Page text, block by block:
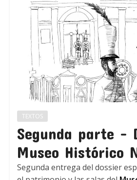
TEXTOS
Segunda parte –
Museo Histórico
Segunda entrega del dossier